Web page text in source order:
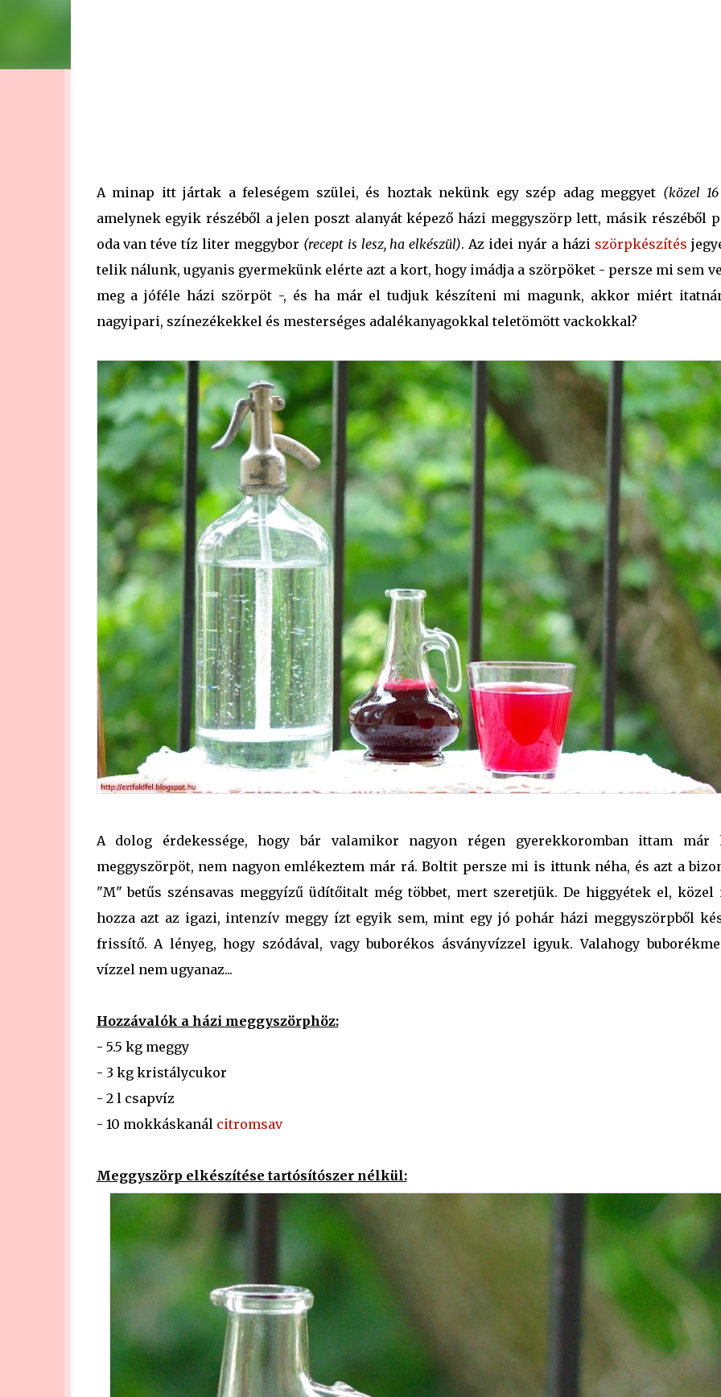
A minap itt jártak a feleségem szülei, és hoztak nekünk egy szép adag meggyet (közel
amelynek egyik részéből a jelen poszt alanyát képező házi meggyszörp lett, másik részéből
oda van téve tíz liter meggybor (recept is lesz, ha elkészül). Az idei nyár a házi szörpkészítés
telik nálunk, ugyanis gyermekünk elérte azt a kort, hogy imádja a szörpöket - persze mi sem
meg a jóféle házi szörpöt -, és ha már el tudjuk készíteni mi magunk, akkor miért
nagyipari, színezékekkel és mesterséges adalékanyagokkal teletömött vackokkal?
A dolog érdekessége, hogy bár valamikor nagyon régen gyerekkoromban ittam már
meggyszörpöt, nem nagyon emlékeztem már rá. Boltit persze mi is ittunk néha, és azt a
"M" betűs szénsavas meggyízű üdítőitalt még többet, mert szeretjük. De higgyétek el, közel
hozza azt az igazi, intenzív meggy ízt egyik sem, mint egy jó pohár házi meggyszörpből
frissítő. A lényeg, hogy szódával, vagy buborékos ásványvízzel igyuk. Valahogy
vízzel nem ugyanaz...
Hozzávalók a házi meggyszörphöz:
- 5.5 kg meggy
- 3 kg kristálycukor
- 2 l csapvíz
- 10 mokkáskanál citromsav
Meggyszörp elkészítése tartósítószer nélkül: